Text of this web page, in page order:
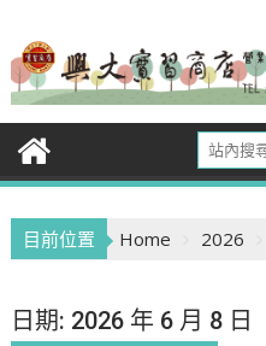
content
目前位置 Home 2026
日期: 2026 年 6 月 8 日